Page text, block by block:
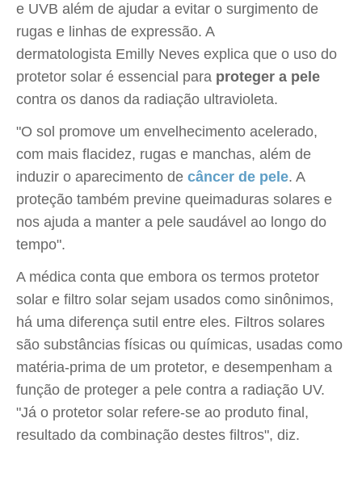
e UVB além de ajudar a evitar o surgimento de
rugas e linhas de expressão. A
dermatologista Emilly Neves explica que o uso do
protetor solar é essencial para proteger a pele
contra os danos da radiação ultravioleta.
"O sol promove um envelhecimento acelerado,
com mais flacidez, rugas e manchas, além de
induzir o aparecimento de câncer de pele. A
proteção também previne queimaduras solares e
nos ajuda a manter a pele saudável ao longo do
tempo".
A médica conta que embora os termos protetor
solar e filtro solar sejam usados como sinônimos,
há uma diferença sutil entre eles. Filtros solares
são substâncias físicas ou químicas, usadas como
matéria-prima de um protetor, e desempenham a
função de proteger a pele contra a radiação UV.
"Já o protetor solar refere-se ao produto final,
resultado da combinação destes filtros", diz.